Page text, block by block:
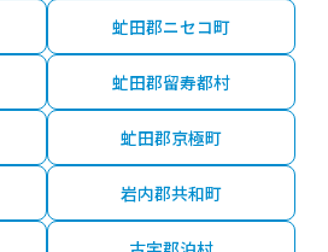
虻田郡ニセコ町
虻田郡留寿都村
虻田郡京極町
岩内郡共和町